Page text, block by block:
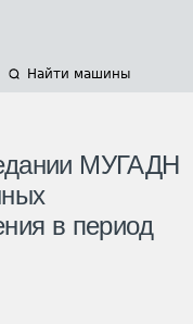
Найти машины
МУГАДН
в период